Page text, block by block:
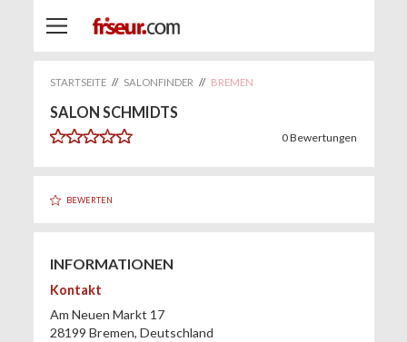
STARTSEITE // SALONFINDER // BREMEN
SALON SCHMIDTS
0Bewertungen
BEWERTEN
INFORMATIONEN
Kontakt
Am Neuen Markt 17
28199 Bremen, Deutschland